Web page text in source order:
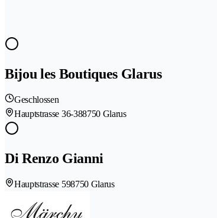
Bijou les Boutiques Glarus
Geschlossen
Hauptstrasse 36-388750 Glarus
Di Renzo Gianni
Hauptstrasse 598750 Glarus